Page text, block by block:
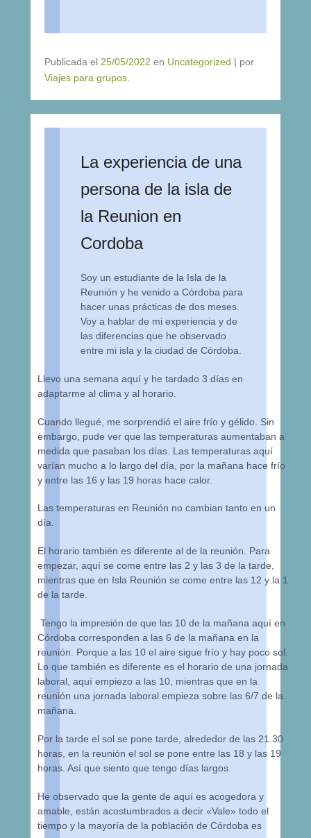
Publicada el 25/05/2022 en Uncategorized | por
Viajes para grupos
La experiencia de una
persona de la isla de
la Reunion en
Cordoba
Soy un estudiante de la Isla de la
Reunión y he venido a Córdoba para
hacer unas prácticas de dos meses.
Voy a hablar de mi experiencia y de
las diferencias que he observado
entre mi isla y la ciudad de Córdoba.
Llevo una semana aquí y he tardado 3 días en
adaptarme al clima y al horario.
Cuando llegué, me sorprendió el aire frío y gélido. Sin
embargo, pude ver que las temperaturas aumentaban a
medida que pasaban los días. Las temperaturas aquí
varían mucho a lo largo del día, por la mañana hace frío
y entre las 16 y las 19 horas hace calor.
Las temperaturas en Reunión no cambian tanto en un
día.
El horario también es diferente al de la reunión. Para
empezar, aquí se come entre las 2 y las 3 de la tarde,
mientras que en Isla Reunión se come entre las 12 y la 1
de la tarde.
Tengo la impresión de que las 10 de la mañana aquí en
Córdoba corresponden a las 6 de la mañana en la
reunión. Porque a las 10 el aire sigue frío y hay poco sol.
Lo que también es diferente es el horario de una jornada
laboral, aquí empiezo a las 10, mientras que en la
reunión una jornada laboral empieza sobre las 6/7 de la
mañana.
Por la tarde el sol se pone tarde, alrededor de las 21.30
horas, en la reunión el sol se pone entre las 18 y las 19
horas. Así que siento que tengo días largos.
He observado que la gente de aquí es acogedora y
amable, están acostumbrados a decir «Vale» todo el
tiempo y la mayoría de la población de Córdoba es